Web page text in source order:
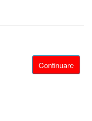
Continuare